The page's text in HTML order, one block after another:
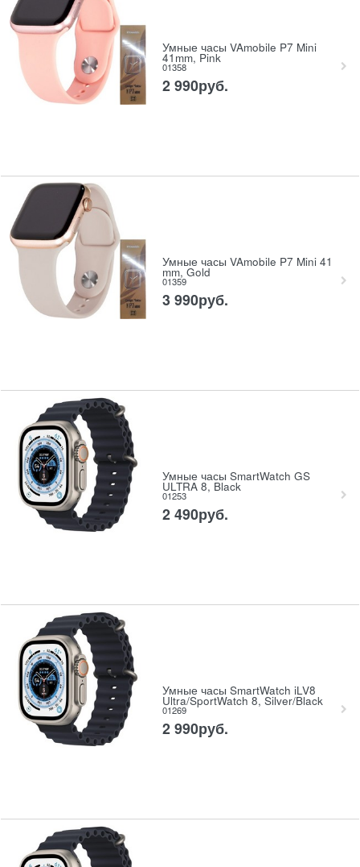
Умные часы VAmobile P7 Mini
41mm, Pink
01358
2 990руб.
Умные часы VAmobile P7 Mini 41
mm, Gold
01359
3 990руб.
Умные часы SmartWatch GS
ULTRA 8, Black
01253
2 490руб.
Умные часы SmartWatch iLV8
Ultra/SportWatch 8, Silver/Black
01269
2 990руб.